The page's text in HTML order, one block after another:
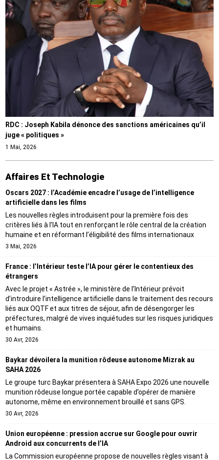
RDC : Joseph Kabila dénonce des sanctions américaines qu’il
juge « politiques »
1 Mai, 2026
Affaires Et Technologie
Oscars 2027 : l’Académie encadre l’usage de l’intelligence
artificielle dans les films
Les nouvelles règles introduisent pour la première fois des
critères liés à l’IA tout en renforçant le rôle central de la création
humaine et en réformant l’éligibilité des films internationaux
3 Mai, 2026
France : l’Intérieur teste l’IA pour gérer le contentieux des
étrangers
Avec le projet « Astrée », le ministère de l’Intérieur prévoit
d’introduire l’intelligence artificielle dans le traitement des recours
liés aux OQTF et aux titres de séjour, afin de désengorger les
préfectures, malgré de vives inquiétudes sur les risques juridiques
et humains.
30 Avr, 2026
Baykar dévoilera la munition rôdeuse autonome Mizrak au
SAHA 2026
Le groupe turc Baykar présentera à SAHA Expo 2026 une nouvelle
munition rôdeuse longue portée capable d’opérer de manière
autonome, même en environnement brouillé et sans GPS.
30 Avr, 2026
Union européenne : pression accrue sur Google pour ouvrir
Android aux concurrents de l’IA
La Commission européenne propose de nouvelles règles visant à